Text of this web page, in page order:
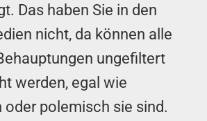
Das haben Sie in den
nicht, da können alle
ungefiltert
werden, egal wie
polemisch sie sind.